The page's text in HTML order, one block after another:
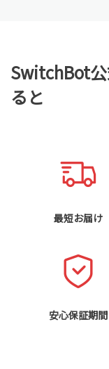
SwitchBot
ると
最短お届け
安心保証期間